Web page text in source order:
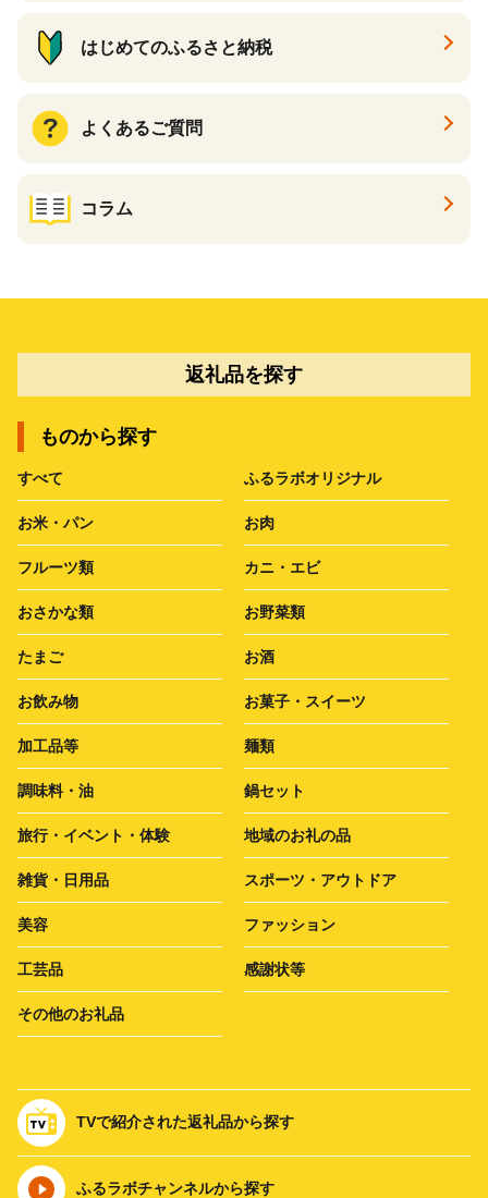
はじめてのふるさと納税
よくあるご質問
コラム
返礼品を探す
ものから探す
すべて ふるラボオリジナル
お米・パン お肉
フルーツ類 カニ・エビ
おさかな類 お野菜類
たまご お酒
お飲み物 お菓子・スイーツ
加工品等 麺類
調味料・油 鍋セット
旅行・イベント・体験 地域のお礼の品
雑貨・日用品 スポーツ・アウトドア
美容 ファッション
工芸品 感謝状等
その他のお礼品
TVで紹介された返礼品から探す
ふるラボチャンネルから探す